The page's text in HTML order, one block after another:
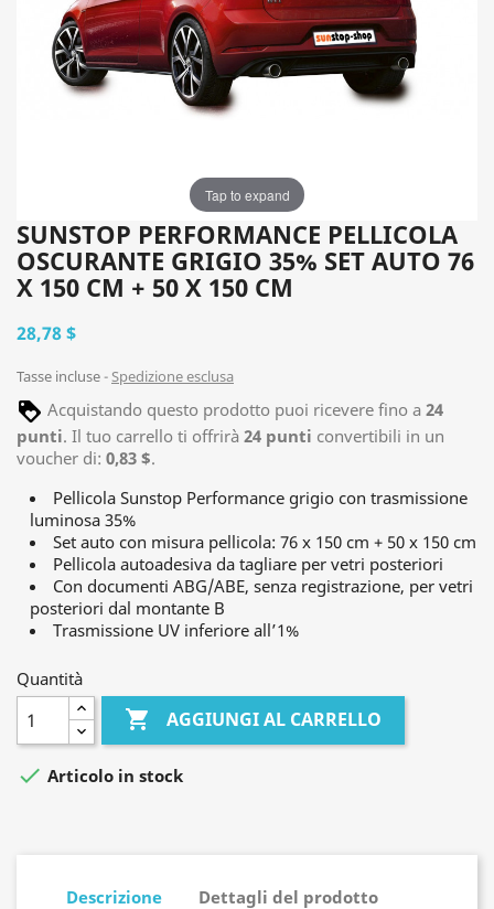
Tap to expand
SUNSTOP PERFORMANCE PELLICOLA
OSCURANTE GRIGIO 35% SET AUTO 76
X 150 CM + 50 X 150 CM
28,78 $
Tasse incluse Spedizione esclusa
Acquistando questo prodotto puoi ricevere fino a 24
punti. Il tuo carrello ti offrirà 24 punti convertibili in un
voucher di: 0,83 $.
Pellicola Sunstop Performance grigio con trasmissione
luminosa 35%
Set auto con misura pellicola: 76 x 150 cm + 50 x 150 cm
Pellicola autoadesiva da tagliare per vetri posteriori
Con documenti ABG/ABE, senza registrazione, per vetri
posteriori dal montante B
Trasmissione UV inferiore all’1%
Quantità
 AGGIUNGI AL CARRELLO
 Articolo in stock
Descrizione Dettagli del prodotto